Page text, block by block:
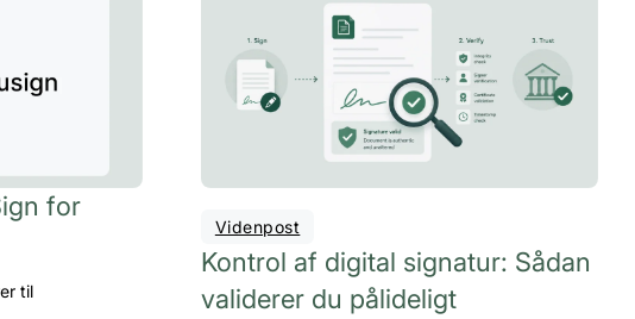
for
til
Videnpost
Kontrol af digital signatur: Sådan
validerer du pålideligt